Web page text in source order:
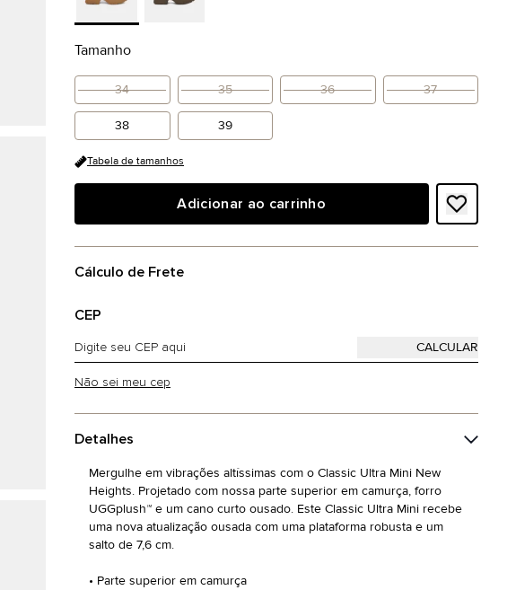
Tamanho
34 35 36 37
38 39
Tabela de tamanhos
Adicionar ao carrinho
Cálculo de Frete
CEP
Não sei meu cep
Detalhes
Mergulhe em vibrações altíssimas com o Classic Ultra Mini New
Heights. Projetado com nossa parte superior em camurça, forro
UGGplush™ e um cano curto ousado. Este Classic Ultra Mini recebe
uma nova atualização ousada com uma plataforma robusta e um
salto de 7,6 cm.
• Parte superior em camurça